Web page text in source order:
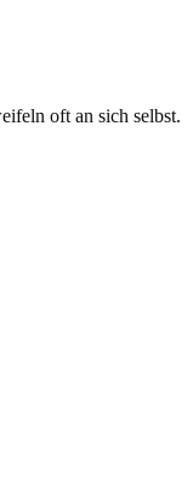
oft an sich selbst.